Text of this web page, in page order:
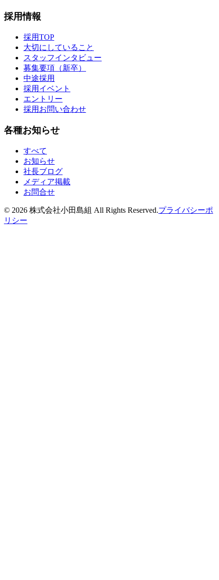
採用情報
採用TOP
大切にしていること
スタッフインタビュー
募集要項（新卒）
中途採用
採用イベント
エントリー
採用お問い合わせ
各種お知らせ
すべて
お知らせ
社長ブログ
メディア掲載
お問合せ
© 2026 株式会社小田島組 All Rights Reserved.プライバシーポ
リシー